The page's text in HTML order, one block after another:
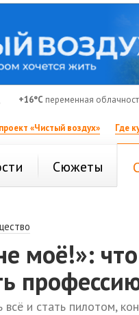
+16°C переменная
«Чистый воздух» Где
Сюжеты
моё!»:
всё и стать пилотом,